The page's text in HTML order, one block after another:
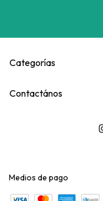
Categorías
Contactános
Medios de pago